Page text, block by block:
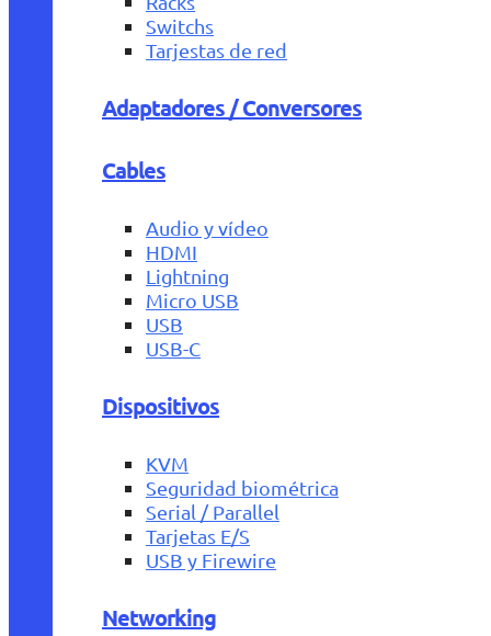
Switchs
Tarjestas de red
Adaptadores / Conversores
Cables
Audio y vídeo
HDMI
Lightning
Micro USB
USB
USB-C
Dispositivos
KVM
Seguridad biométrica
Serial / Parallel
Tarjetas E/S
USB y Firewire
Networking